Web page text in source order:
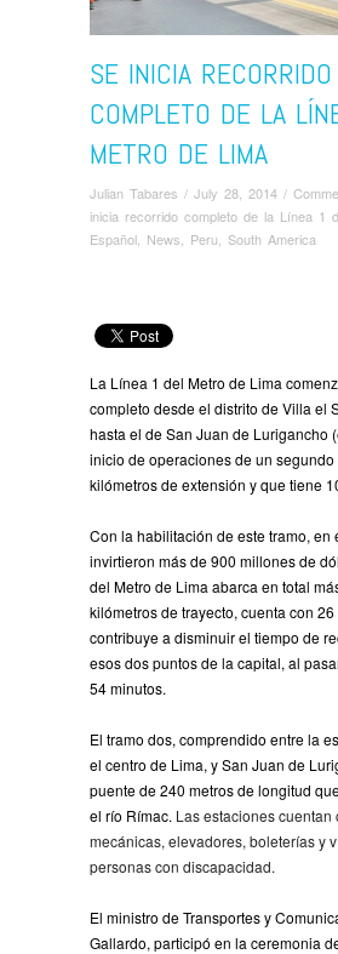
SE INICIA RECORRIDO
COMPLETO DE LA
METRO DE LIMA
Julian Tabares / July 28, 2014 /
inicia recorrido completo de la Línea 1
Español News Peru South America
La Línea 1 del Metro de Lima
completo desde el distrito de Villa el
hasta el de San Juan de Lurigancho
inicio de operaciones de un segundo
kilómetros de extensión y que tiene
Con la habilitación de este tramo, en
invirtieron más de 900 millones de
del Metro de Lima abarca en total
kilómetros de trayecto, cuenta con
contribuye a disminuir el tiempo de
esos dos puntos de la capital, al
54 minutos.
El tramo dos, comprendido entre la
el centro de Lima, y San Juan de
puente de 240 metros de longitud
el río Rímac. Las estaciones cuentan
mecánicas, elevadores, boleterías y
personas con discapacidad.
El ministro de Transportes y
Gallardo, participó en la ceremonia